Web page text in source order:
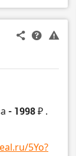
- 1998 ₽ .
5Yo?